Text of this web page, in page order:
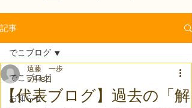
記事
でこブログ
お知らせ
でこブログ
【代表ブログ】過去の「解
遠藤 一歩
5月18日